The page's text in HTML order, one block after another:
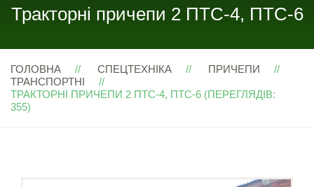
Тракторні причепи 2 ПТС-4, ПТС-6
ГОЛОВНА СПЕЦТЕХНІКА
ПРИЧЕПИ
ТРАНСПОРТНІ
ТРАКТОРНІ ПРИЧЕПИ 2 ПТС-4, ПТС-6 (ПЕРЕГЛЯДІВ:
355)